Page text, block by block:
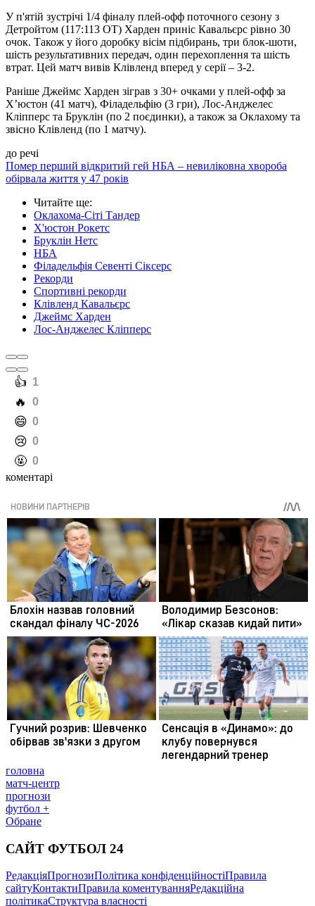
У п'ятій зустрічі 1/4 фіналу плей-офф поточного сезону з
Детройтом (117:113 ОТ) Харден приніс Кавальєрс рівно 30
очок. Також у його доробку вісім підбирань, три блок-шоти,
шість результативних передач, один перехоплення та шість
втрат. Цей матч вивів Клівленд вперед у серії – 3-2.
Раніше Джеймс Харден зіграв з 30+ очками у плей-офф за
Х’юстон (41 матч), Філадельфію (3 гри), Лос-Анджелес
Кліпперс та Бруклін (по 2 поєдинки), а також за Оклахому та
звісно Клівленд (по 1 матчу).
до речі
Помер перший відкритий гей НБА – невиліковна хвороба
обірвала життя у 47 років
Читайте ще:
Оклахома-Сіті Тандер
Х'юстон Рокетс
Бруклін Нетс
НБА
Філадельфія Севенті Сіксерс
Рекорди
Спортивні рекорди
Клівленд Кавальєрс
Джеймс Харден
Лос-Анджелес Кліпперс
️👍 1
️🔥 0
️😄 0
️😢 0
️🤬 0
коментарі
головна
матч-центр
прогнози
футбол +
Обране
САЙТ ФУТБОЛ 24
РедакціяПрогнозиПолітика конфіденційностіПравила
сайтуКонтактиПравила коментуванняРедакційна
політикаСтруктура власності